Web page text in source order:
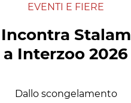
EVENTI E FIERE
Incontra Stalam
a Interzoo 2026
Dallo scongelamento